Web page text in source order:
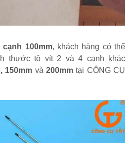
100mm, khách hàng có thể
thước tô vít 2 và 4 cạnh khác
150mm và 200mmtại CÔNG CỤ